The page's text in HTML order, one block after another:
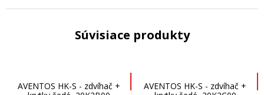
Súvisiace produkty
AVENTOS HK-S - zdvíhač +
AVENTOS HK-S - zdvíhač +